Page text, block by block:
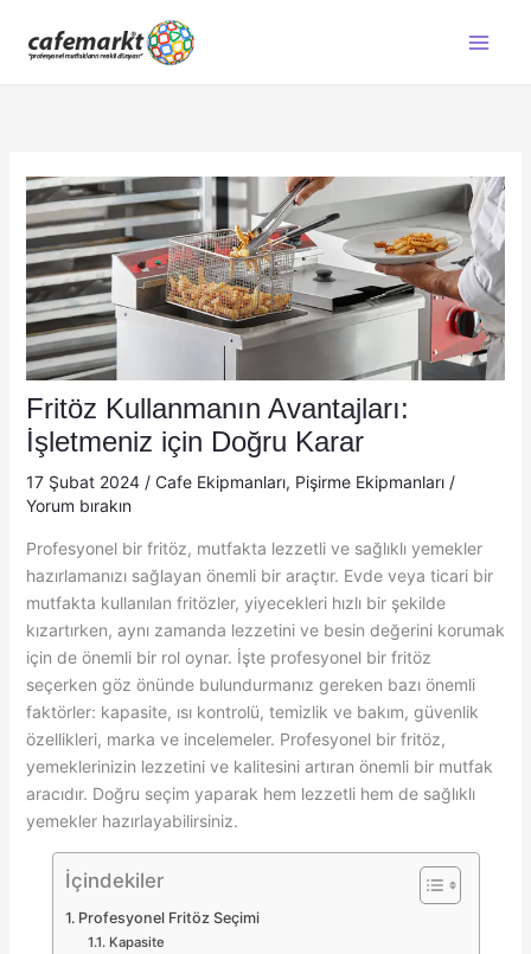
Fritöz Kullanmanın Avantajları:
İşletmeniz için Doğru Karar
17 Şubat 2024 / Cafe Ekipmanları, Pişirme Ekipmanları/
Yorum bırakın
Profesyonel bir fritöz, mutfakta lezzetli ve sağlıklı yemekler
hazırlamanızı sağlayan önemli bir araçtır. Evde veya ticari bir
mutfakta kullanılan fritözler, yiyecekleri hızlı bir şekilde
kızartırken, aynı zamanda lezzetini ve besin değerini korumak
için de önemli bir rol oynar. İşte profesyonel bir fritöz
seçerken göz önünde bulundurmanız gereken bazı önemli
faktörler: kapasite, ısı kontrolü, temizlik ve bakım, güvenlik
özellikleri, marka ve incelemeler. Profesyonel bir fritöz,
yemeklerinizin lezzetini ve kalitesini artıran önemli bir mutfak
aracıdır. Doğru seçim yaparak hem lezzetli hem de sağlıklı
yemekler hazırlayabilirsiniz.
İçindekiler
Profesyonel Fritöz Seçimi
Kapasite